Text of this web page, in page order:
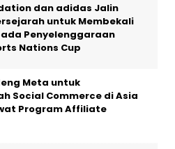
dan adidas Jalin
untuk Membekali
Penyelenggaraan
Nations Cup
Meta untuk
Social Commerce di Asia
Program Affiliate